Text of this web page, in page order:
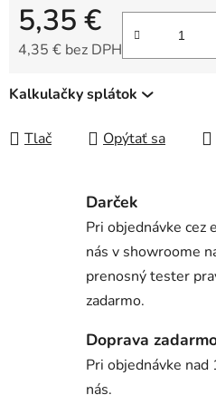
5,35 €
4,35 € bez DPH
Kalkulačky splátok
Tlač Opýtať sa
Darček
Pri objednávke cez
nás v showroome
prenosný tester
zadarmo.
Doprava
Pri objednávke
nás.